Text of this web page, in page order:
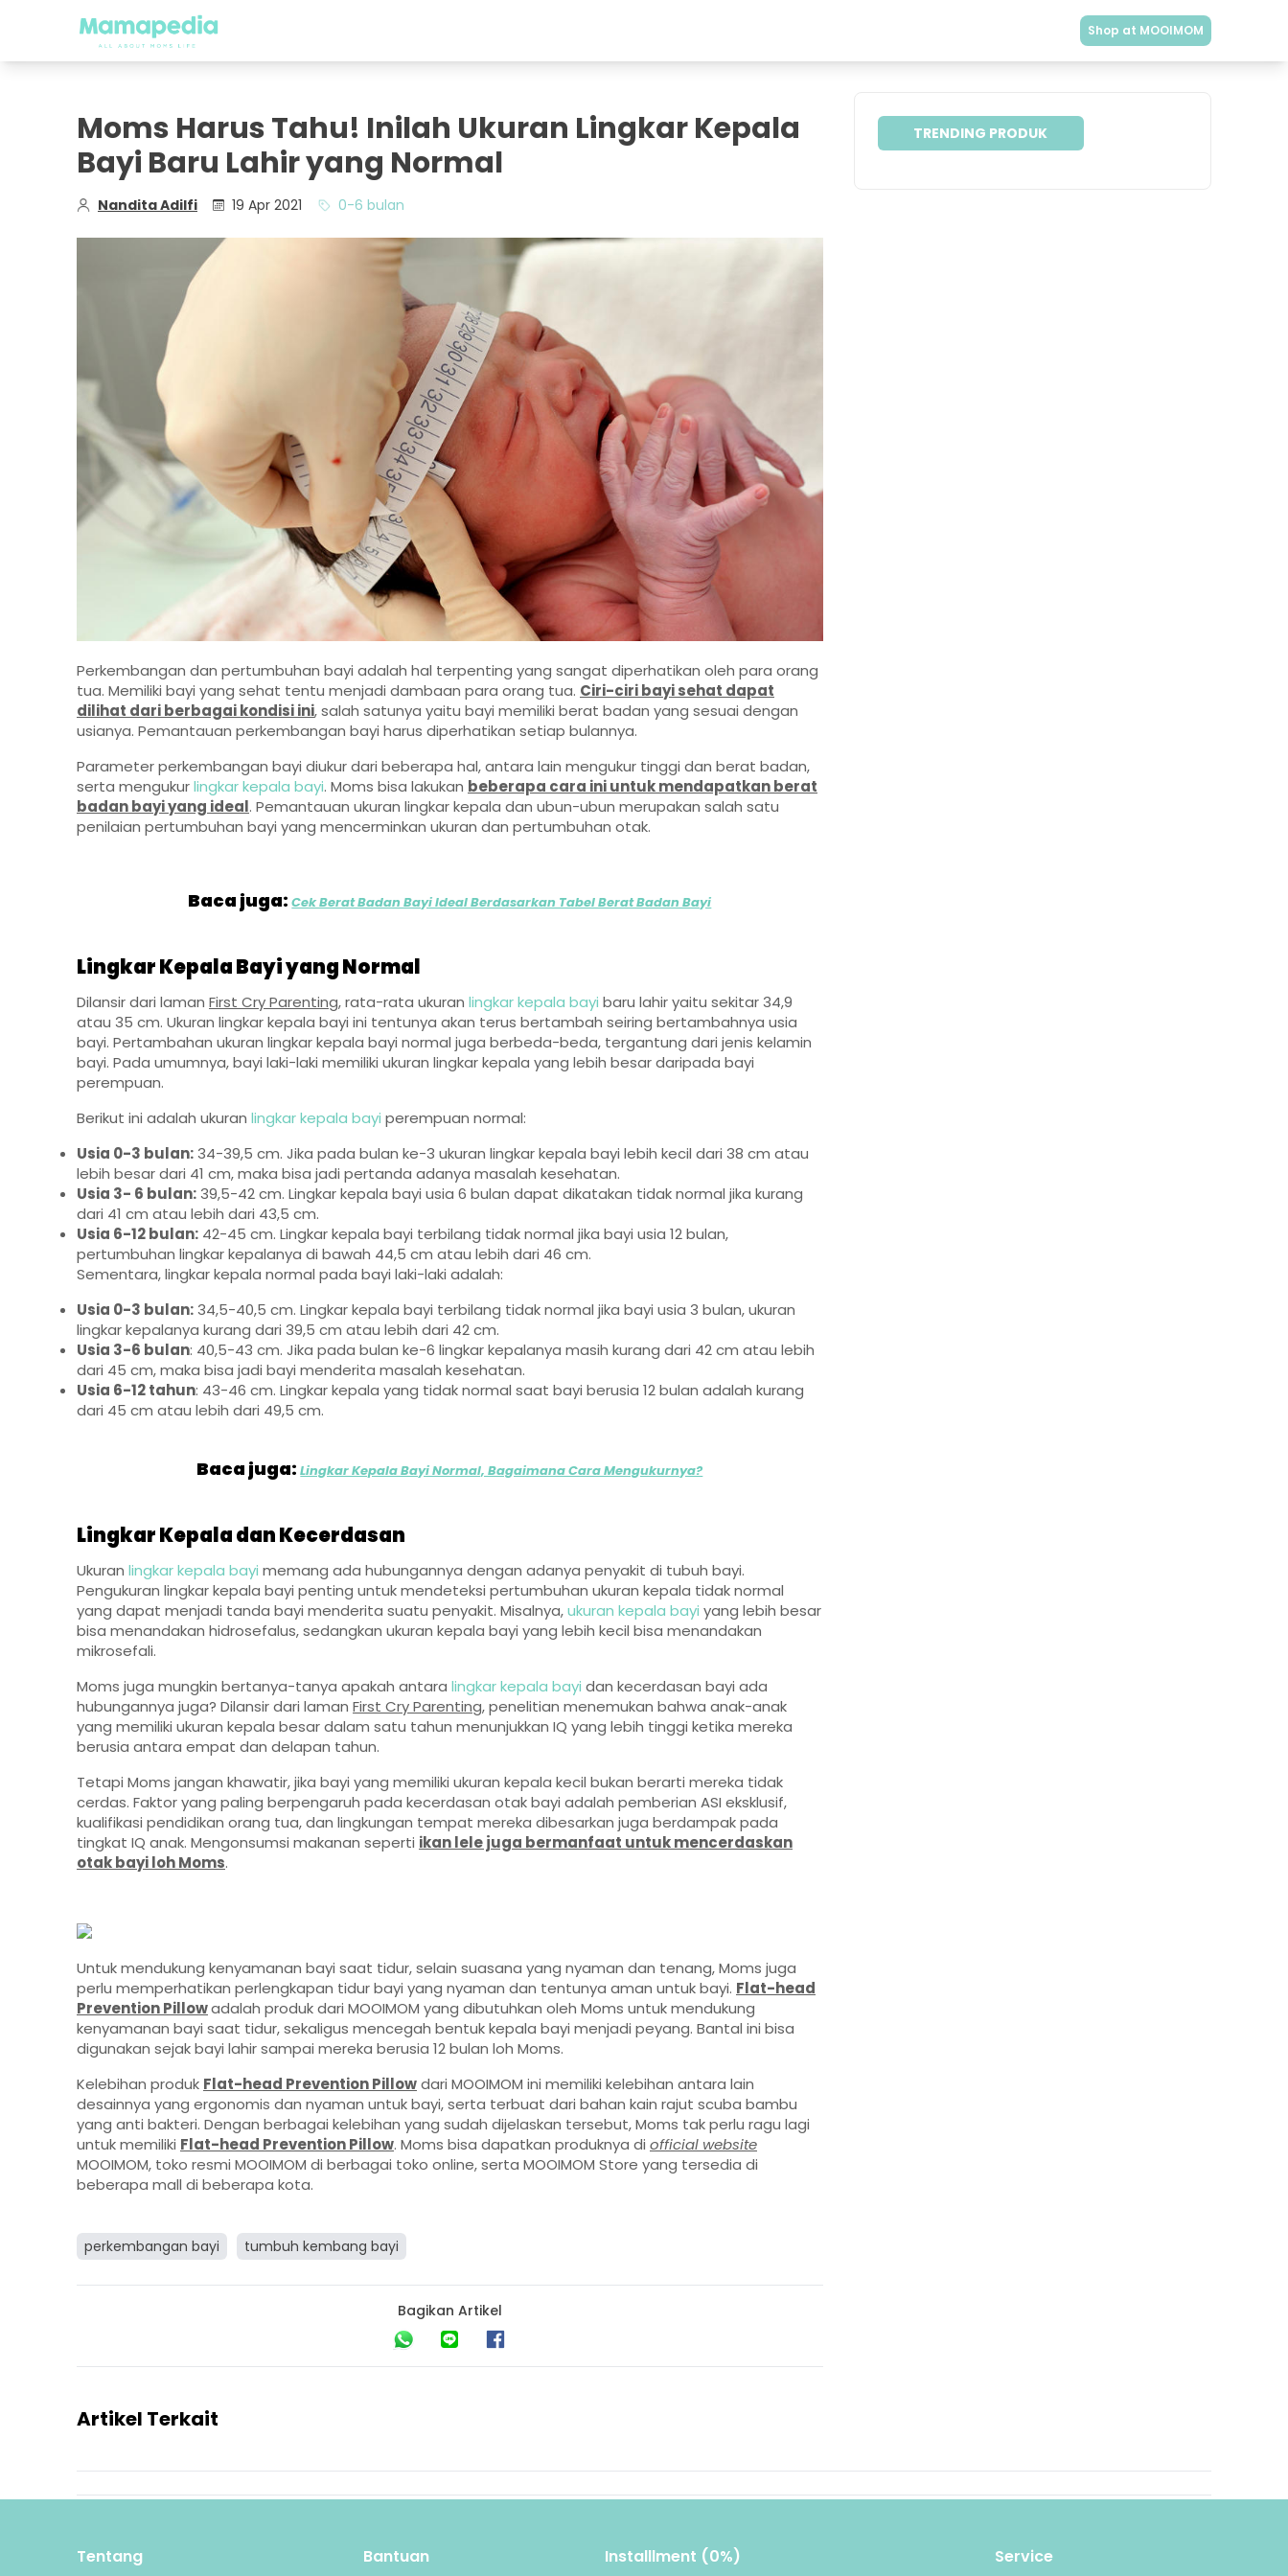
Shop at MOOIMOM
Moms Harus Tahu! Inilah Ukuran Lingkar Kepala
Bayi Baru Lahir yang Normal
Nandita Adilfi 19 Apr 2021 0-6 bulan
Perkembangan dan pertumbuhan bayi adalah hal terpenting yang sangat diperhatikan oleh para orang
tua. Memiliki bayi yang sehat tentu menjadi dambaan para orang tua. Ciri-ciri bayi sehat dapat
dilihat dari berbagai kondisi ini, salah satunya yaitu bayi memiliki berat badan yang sesuai dengan
usianya. Pemantauan perkembangan bayi harus diperhatikan setiap bulannya.
Parameter perkembangan bayi diukur dari beberapa hal, antara lain mengukur tinggi dan berat badan,
serta mengukurlingkar kepala bayi. Moms bisa lakukan beberapa cara ini untuk mendapatkan berat
badan bayi yang ideal. Pemantauan ukuran lingkar kepala dan ubun-ubun merupakan salah satu
penilaian pertumbuhan bayi yang mencerminkan ukuran dan pertumbuhan otak.
Baca juga:Cek Berat Badan Bayi Ideal Berdasarkan Tabel Berat Badan Bayi
Lingkar Kepala Bayi yang Normal
Dilansir dari laman First Cry Parenting, rata-rata ukuran lingkar kepala bayi baru lahir yaitu sekitar 34,9
atau 35 cm. Ukuran lingkar kepala bayi ini tentunya akan terus bertambah seiring bertambahnya usia
bayi. Pertambahan ukuran lingkar kepala bayi normal juga berbeda-beda, tergantung dari jenis kelamin
bayi. Pada umumnya, bayi laki-laki memiliki ukuran lingkar kepala yang lebih besar daripada bayi
perempuan.
Berikut ini adalah ukuran lingkar kepala bayi perempuan normal:
Usia 0-3 bulan:34-39,5 cm. Jika pada bulan ke-3 ukuran lingkar kepala bayi lebih kecil dari 38 cm atau
lebih besar dari 41 cm, maka bisa jadi pertanda adanya masalah kesehatan.
Usia 3- 6 bulan:39,5-42 cm. Lingkar kepala bayi usia 6 bulan dapat dikatakan tidak normal jika kurang
dari 41 cm atau lebih dari 43,5 cm.
Usia 6-12 bulan: 42-45 cm. Lingkar kepala bayi terbilang tidak normal jika bayi usia 12 bulan,
pertumbuhan lingkar kepalanya di bawah 44,5 cm atau lebih dari 46 cm.
Sementara, lingkar kepala normal pada bayi laki-laki adalah:
Usia 0-3 bulan:34,5-40,5 cm. Lingkar kepala bayi terbilang tidak normal jika bayi usia 3 bulan, ukuran
lingkar kepalanya kurang dari 39,5 cm atau lebih dari 42 cm.
Usia 3-6 bulan: 40,5-43 cm. Jika pada bulan ke-6 lingkar kepalanya masih kurang dari 42 cm atau lebih
dari 45 cm, maka bisa jadi bayi menderita masalah kesehatan.
Usia 6-12 tahun: 43-46 cm. Lingkar kepala yang tidak normal saat bayi berusia 12 bulan adalah kurang
dari 45 cm atau lebih dari 49,5 cm.
Baca juga:Lingkar Kepala Bayi Normal, Bagaimana Cara Mengukurnya?
Lingkar Kepala dan Kecerdasan
Ukuran lingkar kepala bayi memang ada hubungannya dengan adanya penyakit di tubuh bayi.
Pengukuran lingkar kepala bayi penting untuk mendeteksi pertumbuhan ukuran kepala tidak normal
yang dapat menjadi tanda bayi menderita suatu penyakit. Misalnya,ukuran kepala bayi yang lebih besar
bisa menandakan hidrosefalus, sedangkan ukuran kepala bayi yang lebih kecil bisa menandakan
mikrosefali.
Moms juga mungkin bertanya-tanya apakah antara lingkar kepala bayi dan kecerdasan bayi ada
hubungannya juga? Dilansir dari laman First Cry Parenting, penelitian menemukan bahwa anak-anak
yang memiliki ukuran kepala besar dalam satu tahun menunjukkan IQ yang lebih tinggi ketika mereka
berusia antara empat dan delapan tahun.
Tetapi Moms jangan khawatir, jika bayi yang memiliki ukuran kepala kecil bukan berarti mereka tidak
cerdas. Faktor yang paling berpengaruh pada kecerdasan otak bayi adalah pemberian ASI eksklusif,
kualifikasi pendidikan orang tua, dan lingkungan tempat mereka dibesarkan juga berdampak pada
tingkat IQ anak. Mengonsumsi makanan seperti ikan lele juga bermanfaat untuk mencerdaskan
otak bayi loh Moms.
Untuk mendukung kenyamanan bayi saat tidur, selain suasana yang nyaman dan tenang, Moms juga
perlu memperhatikan perlengkapan tidur bayi yang nyaman dan tentunya aman untuk bayi. Flat-head
Prevention Pillowadalah produk dari MOOIMOM yang dibutuhkan oleh Moms untuk mendukung
kenyamanan bayi saat tidur, sekaligus mencegah bentuk kepala bayi menjadi peyang. Bantal ini bisa
digunakan sejak bayi lahir sampai mereka berusia 12 bulan loh Moms.
Kelebihan produk Flat-head Prevention Pillowdari MOOIMOM ini memiliki kelebihan antara lain
desainnya yang ergonomis dan nyaman untuk bayi, serta terbuat dari bahan kain rajut scuba bambu
yang anti bakteri. Dengan berbagai kelebihan yang sudah dijelaskan tersebut, Moms tak perlu ragu lagi
untuk memiliki Flat-head Prevention Pillow. Moms bisa dapatkan produknya di official website
MOOIMOM, toko resmi MOOIMOM di berbagai toko online, serta MOOIMOM Store yang tersedia di
beberapa mall di beberapa kota.
perkembangan bayi tumbuh kembang bayi
Bagikan Artikel
TRENDING PRODUK
Artikel Terkait
Tentang Bantuan Installlment (0%) Service